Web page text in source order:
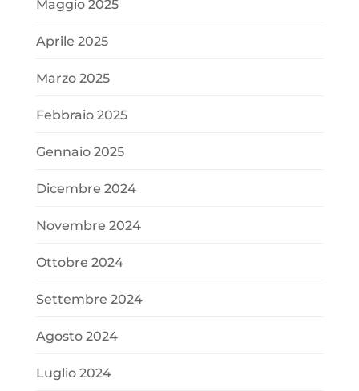
Maggio 2025
Aprile 2025
Marzo 2025
Febbraio 2025
Gennaio 2025
Dicembre 2024
Novembre 2024
Ottobre 2024
Settembre 2024
Agosto 2024
Luglio 2024